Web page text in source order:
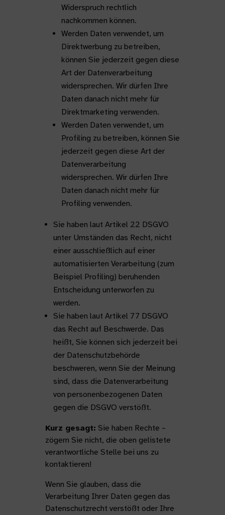
Widerspruch rechtlich
nachkommen können.
Werden Daten verwendet, um
Direktwerbung zu betreiben,
können Sie jederzeit gegen diese
Art der Datenverarbeitung
widersprechen. Wir dürfen Ihre
Daten danach nicht mehr für
Direktmarketing verwenden.
Werden Daten verwendet, um
Profiling zu betreiben, können Sie
jederzeit gegen diese Art der
Datenverarbeitung
widersprechen. Wir dürfen Ihre
Daten danach nicht mehr für
Profiling verwenden.
Sie haben laut Artikel 22 DSGVO
unter Umständen das Recht, nicht
einer ausschließlich auf einer
automatisierten Verarbeitung (zum
Beispiel Profiling) beruhenden
Entscheidung unterworfen zu
werden.
Sie haben laut Artikel 77 DSGVO
das Recht auf Beschwerde. Das
heißt, Sie können sich jederzeit bei
der Datenschutzbehörde
beschweren, wenn Sie der Meinung
sind, dass die Datenverarbeitung
von personenbezogenen Daten
gegen die DSGVO verstößt.
Kurz gesagt: Sie haben Rechte –
zögern Sie nicht, die oben gelistete
verantwortliche Stelle bei uns zu
kontaktieren!
Wenn Sie glauben, dass die
Verarbeitung Ihrer Daten gegen das
Datenschutzrecht verstößt oder Ihre